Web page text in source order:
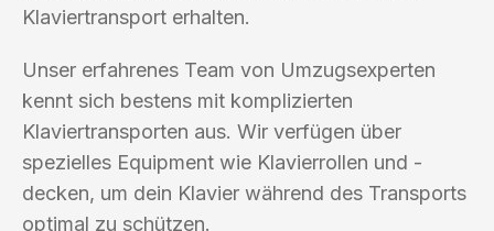
Klaviertransport erhalten.
Unser erfahrenes Team von Umzugsexperten
kennt sich bestens mit komplizierten
Klaviertransporten aus. Wir verfügen über
spezielles Equipment wie Klavierrollen und -
decken, um dein Klavier während des Transports
optimal zu schützen.